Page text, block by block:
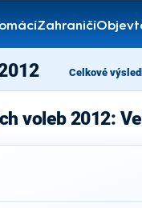
Zahraničí
Celkové
voleb 2012: